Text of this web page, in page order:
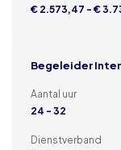
€ 2.573,47 - €
Begeleider
Aantal uur
24 - 32
Dienstverband